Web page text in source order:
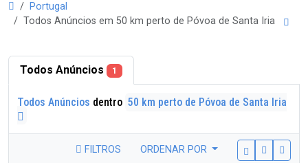
Portugal
Todos Anúncios em 50 km perto de Póvoa de Santa Iria
Todos Anúncios 1
Todos Anúncios dentro 50 km perto de Póvoa de Santa Iria
FILTROS ORDENAR POR